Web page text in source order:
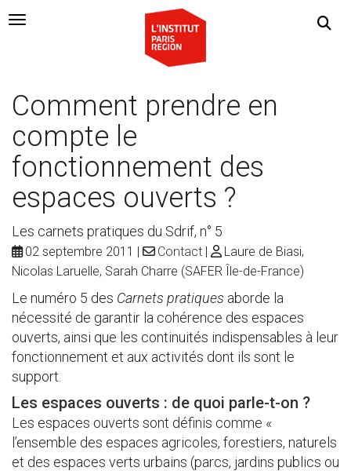
Navigation Toggle
Comment prendre en
compte le
fonctionnement des
espaces ouverts ?
Les carnets pratiques du Sdrif, n° 5
02 septembre 2011 Contact
Laure de Biasi,
Nicolas Laruelle, Sarah Charre (SAFER Île-de-France)
Le numéro 5 des Carnets pratiques aborde la
nécessité de garantir la cohérence des espaces
ouverts, ainsi que les continuités indispensables à leur
fonctionnement et aux activités dont ils sont le
support.
Les espaces ouverts : de quoi parle-t-on ?
Les espaces ouverts sont définis comme «
l’ensemble des espaces agricoles, forestiers, naturels
et des espaces verts urbains (parcs, jardins publics ou